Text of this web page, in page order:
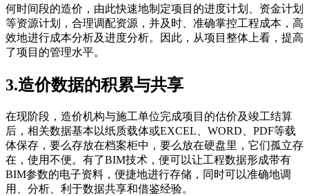
何时间段的造价，由此快速地制定项目的进度计划、资金计划
等资源计划，合理调配资源，并及时、准确掌控工程成本，高
效地进行成本分析及进度分析。因此，从项目整体上看，提高
了项目的管理水平。
3.造价数据的积累与共享
在现阶段，造价机构与施工单位完成项目的估价及竣工结算
后，相关数据基本以纸质载体或EXCEL、WORD、PDF等载
体保存，要么存放在档案柜中，要么放在硬盘里，它们孤立存
在，使用不便。有了BIM技术，便可以让工程数据形成带有
BIM参数的电子资料，便捷地进行存储，同时可以准确地调
用、分析、利于数据共享和借鉴经验。